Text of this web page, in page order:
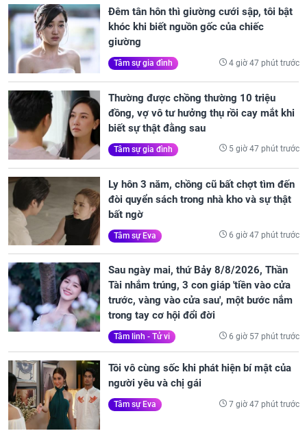
Đêm tân hôn thì giường cưới sập, tôi bật
khóc khi biết nguồn gốc của chiếc
giường
Tâm sự gia đình 4 giờ 47 phút trước
Thường được chồng thường 10 triệu
đồng, vợ vô tư hưởng thụ rồi cay mắt khi
biết sự thật đằng sau
Tâm sự gia đình 5 giờ 47 phút trước
Ly hôn 3 năm, chồng cũ bất chợt tìm đến
đòi quyển sách trong nhà kho và sự thật
bất ngờ
Tâm sự Eva 6 giờ 47 phút trước
Sau ngày mai, thứ Bảy 8/8/2026, Thần
Tài nhắm trúng, 3 con giáp 'tiền vào cửa
trước, vàng vào cửa sau', một bước nắm
trong tay cơ hội đổi đời
Tâm linh - Tử vi 6 giờ 57 phút trước
Tôi vô cùng sốc khi phát hiện bí mật của
người yêu và chị gái
Tâm sự Eva 7 giờ 47 phút trước